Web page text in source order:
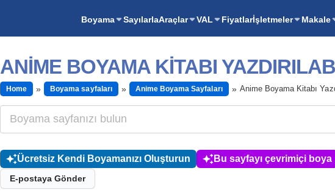
Boyama SayılarlaAraçlar VAL Fiyatlarİşletmeler Makale
ANIME BOYAMA KITABI
Home Boyama sayfaları Anime Boyama Sayfaları Anime Boyama Kitabı
Ücretsiz Kendi Boyamanızı Oluşturun Bu sayfayı çevrimiçi boya
E-postaya Gönder